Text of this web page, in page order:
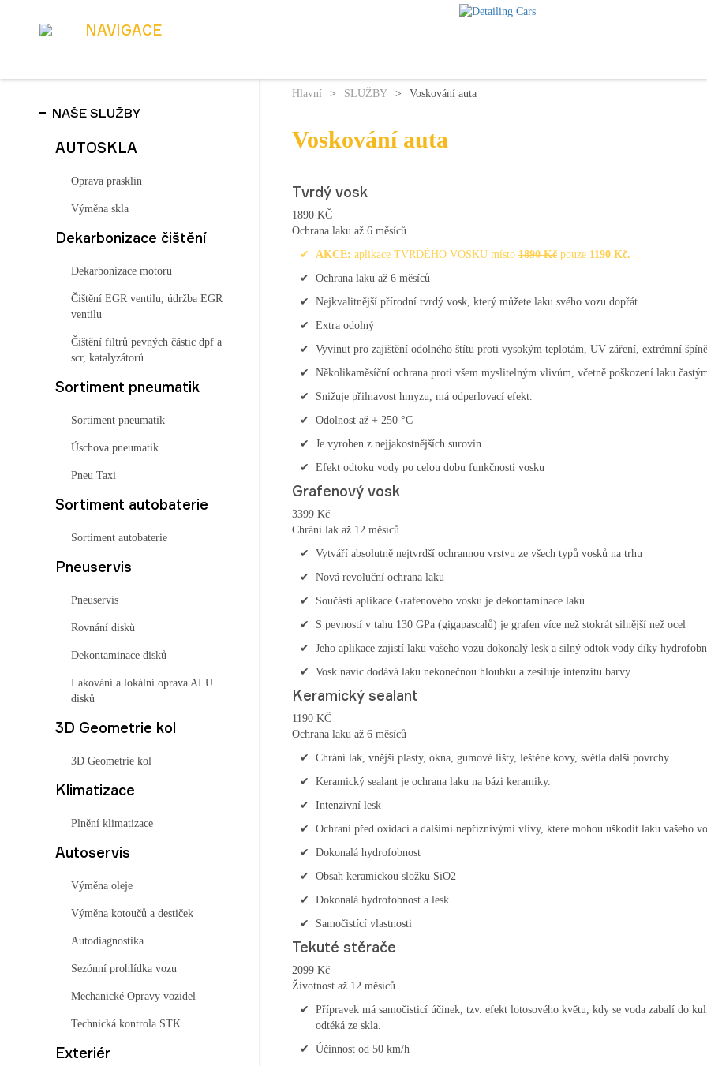
NAVIGACE
NAŠE SLUŽBY
AUTOSKLA
Oprava prasklin
Výměna skla
Dekarbonizace čištění
Dekarbonizace motoru
Čištění EGR ventilu, údržba EGR
ventilu
Čištění filtrů pevných částic dpf a
scr, katalyzátorů
Sortiment pneumatik
Sortiment pneumatik
Úschova pneumatik
Pneu Taxi
Sortiment autobaterie
Sortiment autobaterie
Pneuservis
Pneuservis
Rovnání disků
Dekontaminace disků
Lakování a lokální oprava ALU
disků
3D Geometrie kol
3D Geometrie kol
Klimatizace
Plnění klimatizace
Autoservis
Výměna oleje
Výměna kotoučů a destiček
Autodiagnostika
Sezónní prohlídka vozu
Mechanické Opravy vozidel
Technická kontrola STK
Exteriér
Hlavní > SLUŽBY > Voskování auta
Voskování auta
Tvrdý vosk
1890 KČ
Ochrana laku až 6 měsíců
AKCE: aplikace TVRDÉHO VOSKU místo1890 Kč pouze 1190 Kč.
Ochrana laku až 6 měsíců
Nejkvalitnější přírodní tvrdý vosk, který můžete laku svého vozu dopřát.
Extra odolný
Vyvinut pro zajištění odolného štítu proti vysokým teplotám, UV záření, extrémní
Několikaměsíční ochrana proti všem myslitelným vlivům, včetně poškození laku
Snižuje přilnavost hmyzu, má odperlovací efekt.
Odolnost až + 250 °C
Je vyroben z nejjakostnějších surovin.
Efekt odtoku vody po celou dobu funkčnosti vosku
Grafenový vosk
3399 Kč
Chrání lak až 12 měsíců
Vytváří absolutně nejtvrdší ochrannou vrstvu ze všech typů vosků na trhu
Nová revoluční ochrana laku
Součástí aplikace Grafenového vosku je dekontaminace laku
S pevností v tahu 130 GPa (gigapascalů) je grafen více než stokrát silnější než ocel
Jeho aplikace zajistí laku vašeho vozu dokonalý lesk a silný odtok vody díky
Vosk navíc dodává laku nekonečnou hloubku a zesiluje intenzitu barvy.
Keramický sealant
1190 KČ
Ochrana laku až 6 měsíců
Chrání lak, vnější plasty, okna, gumové lišty, leštěné kovy, světla další povrchy
Keramický sealant je ochrana laku na bázi keramiky.
Intenzivní lesk
Ochrani před oxidací a dalšími nepříznivými vlivy, které mohou uškodit laku vašeho
Dokonalá hydrofobnost
Obsah keramickou složku SiO2
Dokonalá hydrofobnost a lesk
Samočistící vlastnosti
Tekuté stěrače
2099 Kč
Životnost až 12 měsíců
Přípravek má samočisticí účinek, tzv. efekt lotosového květu, kdy se voda zabalí do
odtéká ze skla.
Účinnost od 50 km/h